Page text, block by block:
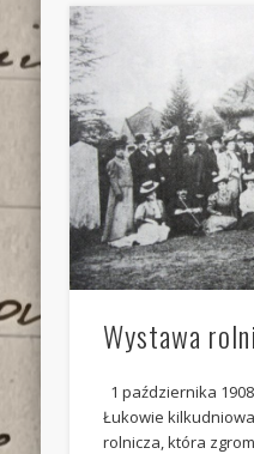
Wystawa
1 października
Łukowie
rolnicza, która